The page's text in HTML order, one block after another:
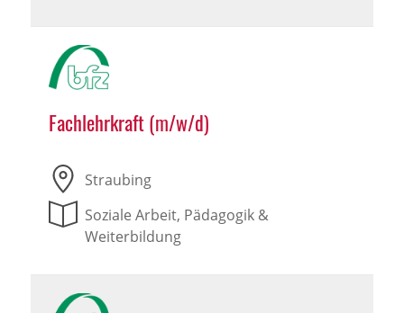
Fachlehrkraft (m/w/d)
Straubing
Soziale Arbeit, Pädagogik &
Weiterbildung